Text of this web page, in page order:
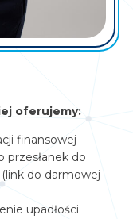
oferujemy:
finansowej
przesłanek do
(link do darmowej
upadłości